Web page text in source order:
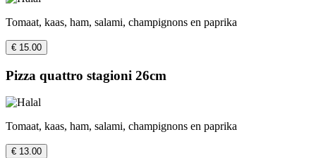
Tomaat, kaas, ham, salami, champignons en paprika
€ 15.00
Pizza quattro stagioni 26cm
Tomaat, kaas, ham, salami, champignons en paprika
€ 13.00